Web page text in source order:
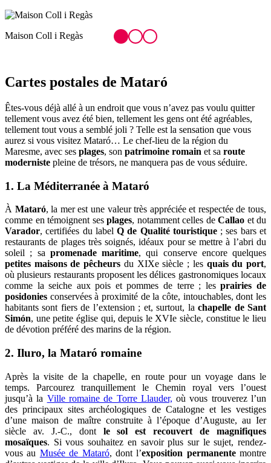
Plage du Varador
Cartes postales de Mataró
Êtes-vous déjà allé à un endroit que vous n’avez pas voulu quitter
tellement vous avez été bien, tellement les gens ont été agréables,
tellement tout vous a semblé joli ? Telle est la sensation que vous
aurez si vous visitez Mataró… Le chef-lieu de la région du
Maresme, avec ses plages, son patrimoine romain et sa route
moderniste pleine de trésors, ne manquera pas de vous séduire.
1. La Méditerranée à Mataró
À Mataró, la mer est une valeur très appréciée et respectée de tous,
comme en témoignent ses plages, notamment celles de Callao et du
Varador, certifiées du labelQ de Qualité touristique; ses bars et
restaurants de plages très soignés, idéaux pour se mettre à l’abri du
soleil ; sa promenade maritime, qui conserve encore quelques
petites maisons de pêcheurs du XIXe siècle ; les quais du port,
où plusieurs restaurants proposent les délices gastronomiques locaux
comme la seiche aux pois et pommes de terre ; lesprairies de
posidonies conservées à proximité de la côte, intouchables, dont les
habitants sont fiers de l’extension ; et, surtout, lachapelle de Sant
Simón, une petite église qui, depuis le XVIe siècle, constitue le lieu
de dévotion préféré des marins de la région.
2. Iluro, la Mataró romaine
Après la visite de la chapelle, en route pour un voyage dans le
temps. Parcourez tranquillement le Chemin royal vers l’ouest
jusqu’à la Ville romaine de Torre Llauder, où vous trouverez l’un
des principaux sites archéologiques de Catalogne et les vestiges
d’une maison de maître construite à l’époque d’Auguste, au Ier
siècle av. J.-C., dont le sol est recouvert de magnifiques
mosaïques. Si vous souhaitez en savoir plus sur le sujet, rendez-
vous au Musée de Mataró, dont l’exposition permanentemontre